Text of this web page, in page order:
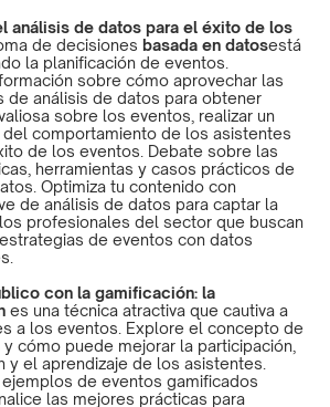
análisis de datos para el éxito de los
de decisiones basada en datosestá
la planificación de eventos.
sobre cómo aprovechar las
de análisis de datos para obtener
sobre los eventos, realizar un
comportamiento de los asistentes
de los eventos. Debate sobre las
herramientas y casos prácticos de
Optimiza tu contenido con
de análisis de datos para captar la
profesionales del sector que buscan
de eventos con datos
con la gamificación: la
es una técnica atractiva que cautiva a
a los eventos. Explore el concepto de
cómo puede mejorar la participación,
y el aprendizaje de los asistentes.
de eventos gamificados
las mejores prácticas para